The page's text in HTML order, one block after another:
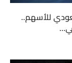
للأسهم..